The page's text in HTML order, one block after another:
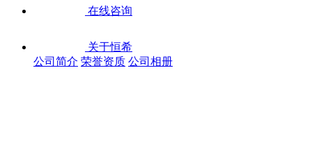
在线咨询
关于恒希
公司简介 荣誉资质 公司相册